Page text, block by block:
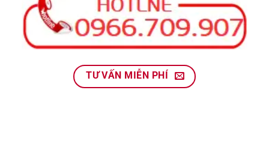
TƯ VẤN MIỄN PHÍ